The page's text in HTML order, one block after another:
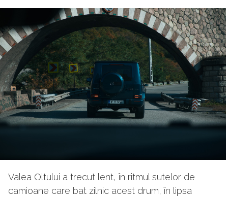
Valea Oltului a trecut lent, în ritmul sutelor de
camioane care bat zilnic acest drum, în lipsa